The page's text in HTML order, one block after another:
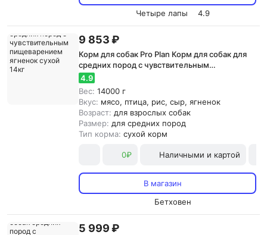
Четыре лапы
4.9
9 853 ₽
Корм для собак Pro Plan Корм для собак для
средних пород с чувствительным
пищеварением ягненок сухой 14кг
4.9
Вес: 14000 г
Вкус: мясо, птица, рис, сыр, ягненок
Возраст: для взрослых собак
Размер: для средних пород
Тип корма: сухой корм
0₽ Наличными и картой
В магазин
Бетховен
5 999 ₽